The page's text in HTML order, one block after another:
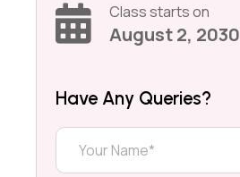
Class starts on
August 2, 2030
Have Any Queries?